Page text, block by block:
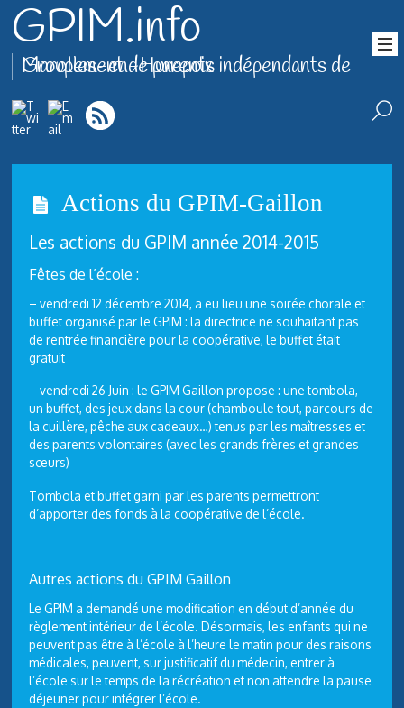
GPIM.info
Groupement de parents indépendants de Marolles-en-Hurepoix
Actions du GPIM-Gaillon
Les actions du GPIM année 2014-2015
Fêtes de l’école :
– vendredi 12 décembre 2014, a eu lieu une soirée chorale et
buffet organisé par le GPIM : la directrice ne souhaitant pas
de rentrée financière pour la coopérative, le buffet était
gratuit
– vendredi 26 Juin : le GPIM Gaillon propose : une tombola,
un buffet, des jeux dans la cour (chamboule tout, parcours de
la cuillère, pêche aux cadeaux…) tenus par les maîtresses et
des parents volontaires (avec les grands frères et grandes
sœurs)
Tombola et buffet garni par les parents permettront
d’apporter des fonds à la coopérative de l’école.
Autres actions du GPIM Gaillon
Le GPIM a demandé une modification en début d’année du
règlement intérieur de l’école. Désormais, les enfants qui ne
peuvent pas être à l’école à l’heure le matin pour des raisons
médicales, peuvent, sur justificatif du médecin, entrer à
l’école sur le temps de la récréation et non attendre la pause
déjeuner pour intégrer l’école.